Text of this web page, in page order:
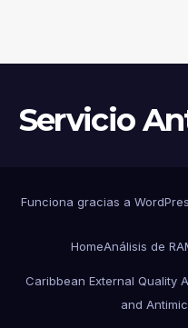
Servicio
Funciona gracias a
HomeAnálisis de
Caribbean External Quality
and